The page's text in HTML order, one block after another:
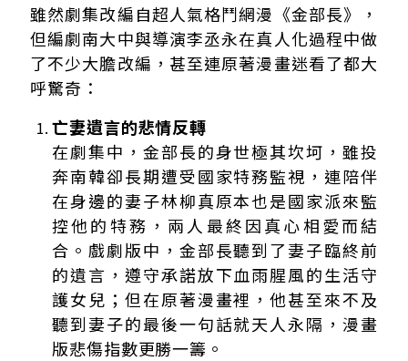
雖然劇集改編自超人氣格鬥網漫《金部長》，
但編劇南大中與導演李丞永在真人化過程中做
了不少大膽改編，甚至連原著漫畫迷看了都大
呼驚奇：
亡妻遺言的悲情反轉
在劇集中，金部長的身世極其坎坷，雖投
奔南韓卻長期遭受國家特務監視，連陪伴
在身邊的妻子林柳真原本也是國家派來監
控他的特務，兩人最終因真心相愛而結
合。戲劇版中，金部長聽到了妻子臨終前
的遺言，遵守承諾放下血雨腥風的生活守
護女兒；但在原著漫畫裡，他甚至來不及
聽到妻子的最後一句話就天人永隔，漫畫
版悲傷指數更勝一籌。